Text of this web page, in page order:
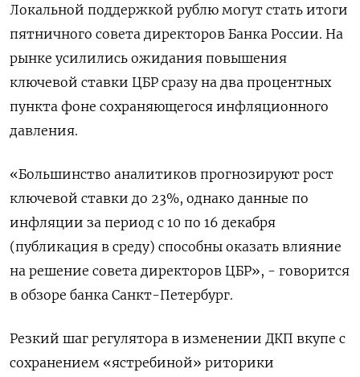
Локальной поддержкой рублю могут стать итоги
пятничного совета директоров Банка России. На
рынке усилились ожидания повышения
ключевой ставки ЦБР сразу на два процентных
пункта фоне сохраняющегося инфляционного
давления.
«Большинство аналитиков прогнозируют рост
ключевой ставки до 23%, однако данные по
инфляции за период с 10 по 16 декабря
(публикация в среду) способны оказать влияние
на решение совета директоров ЦБР», - говорится
в обзоре банка Санкт-Петербург.
Резкий шаг регулятора в изменении ДКП вкупе с
сохранением «ястребиной» риторики